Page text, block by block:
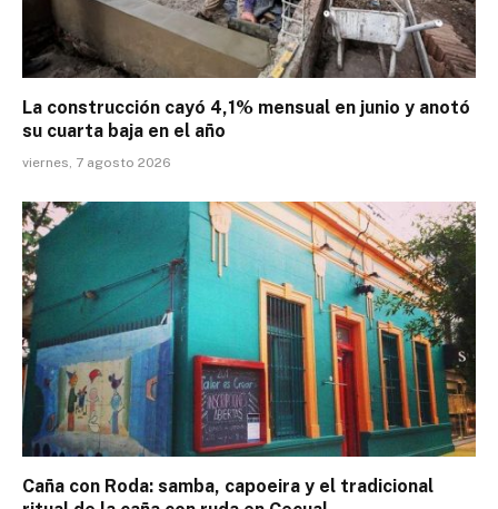
La construcción cayó 4,1% mensual en junio y anotó
su cuarta baja en el año
viernes, 7 agosto 2026
Caña con Roda: samba, capoeira y el tradicional